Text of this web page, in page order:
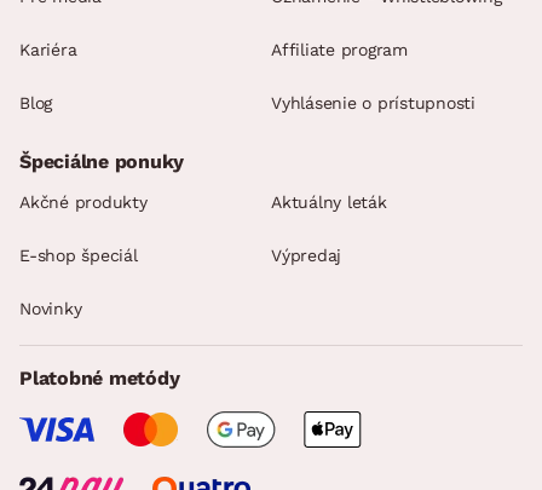
Kariéra
Blog
Affiliate program
Vyhlásenie o prístupnosti
Špeciálne ponuky
Akčné produkty Aktuálny leták
E-shop špeciál Výpredaj
Novinky
Platobné metódy